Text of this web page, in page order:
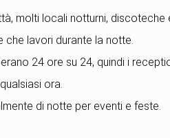
molti locali notturni,
che lavori durante la notte.
24 ore su 24, quindi i
ora.
di notte per eventi e feste.